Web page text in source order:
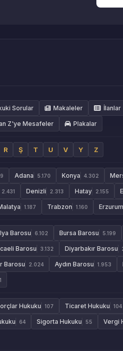
Sorular Makaleler İlanlar
Z'ye Mesafeler Plakalar
R Ş T U V Y Z
Adana 5.170 Konya 4.302
2.431 Denizli 2.313 Hatay 2.155
1.187 Trabzon 1.160 Erzurum
Barosu 6.102 Bursa Barosu 5.199
Barosu 3.132 Diyarbakır Barosu
Barosu 2.024 Aydın Barosu 1.953
Hukuku 107 Ticaret Hukuku 104
64 Sigorta Hukuku 55 Vergi